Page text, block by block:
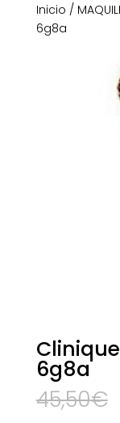
Inicio /
6g8a
6g8a
45,50€